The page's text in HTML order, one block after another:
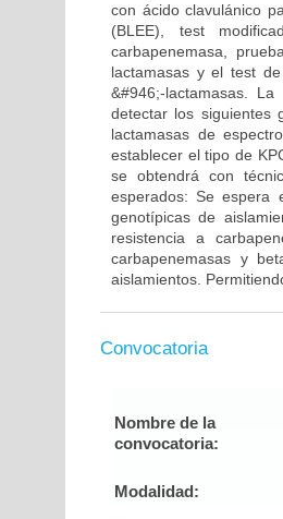
con ácido clavulánico
(BLEE), test
carbapenemasa,
lactamasas y el test
&#946;-lactamasas.
detectar los siguientes
lactamasas de
establecer el tipo de
se obtendrá con
esperados: Se espera
genotípicas de
resistencia a
carbapenemasas y
aislamientos.
Convocatoria
Nombre de la
convocatoria:
Modalidad: